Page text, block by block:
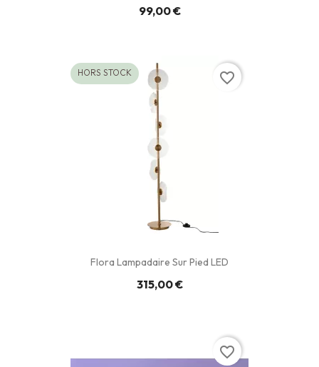
99,00 €
Flora Lampadaire Sur Pied LED
315,00 €
HORS STOCK favorite_border
favorite_border